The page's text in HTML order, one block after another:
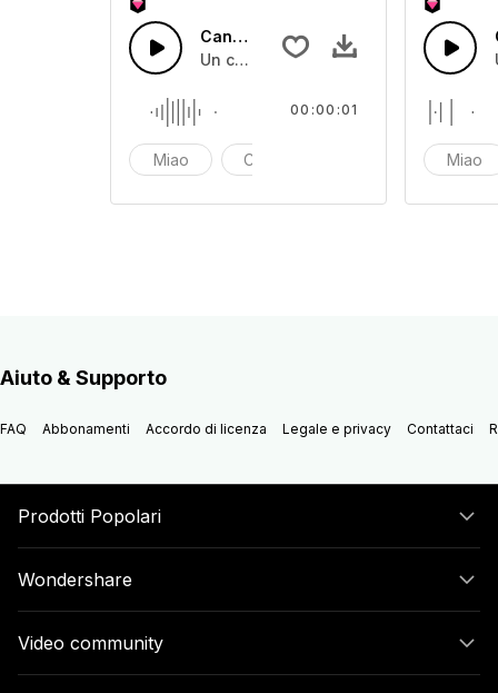
Cane che abbaia 4
Un cane che abbaia
Miao Cane
00:00:01
Miao
Aiuto & Supporto
FAQ Abbonamenti Accordo di licenza Legale e privacy Contattaci
Prodotti Popolari
Wondershare
Video community